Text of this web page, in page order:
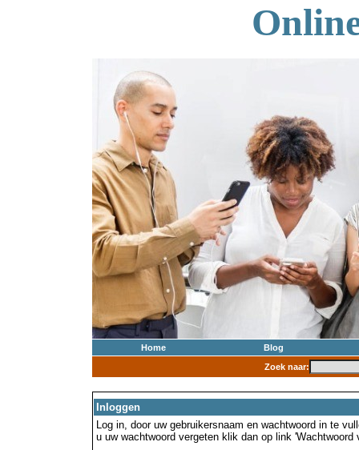
Home
Blog
Zoek naar:
Inloggen
Log in, door uw gebruikersnaam en wachtwoord in te
u uw wachtwoord vergeten klik dan op link 'Wachtwoord